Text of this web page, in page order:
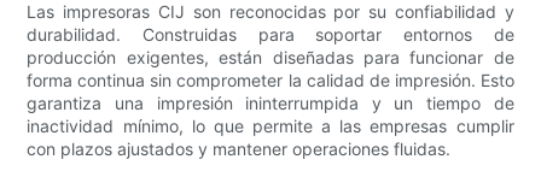
Las impresoras CIJ son reconocidas por su confiabilidad y
durabilidad. Construidas para soportar entornos de
producción exigentes, están diseñadas para funcionar de
forma continua sin comprometer la calidad de impresión. Esto
garantiza una impresión ininterrumpida y un tiempo de
inactividad mínimo, lo que permite a las empresas cumplir
con plazos ajustados y mantener operaciones fluidas.